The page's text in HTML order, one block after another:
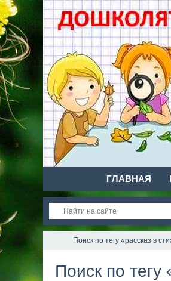
ГЛАВНАЯ
Поиск по тегу «рассказ в
Поиск по тегу